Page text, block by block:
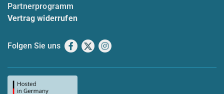
Partnerprogramm
Vertrag widerrufen
Folgen Sie uns Facebook
X Instagram